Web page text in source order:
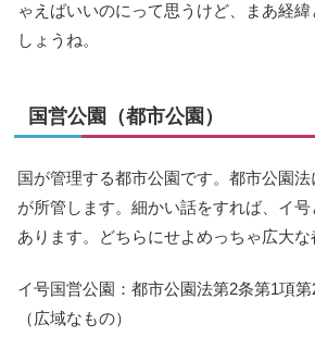
ゃえばいいのにって思うけど、まあ経
しょうね。
国営公園（都市公園）
国が管理する都市公園です。都市公園
が所管します。細かい話をすれば、イ
あります。どちらにせよめっちゃ広大な
イ号国営公園：都市公園法第2条第1項
（広域なもの）